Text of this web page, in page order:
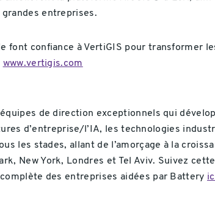
entreprises.
font confiance à VertiGIS pour transformer
www.vertigis.com
de direction exceptionnels qui
d’entreprise/l’IA, les technologies
les stades, allant de l’amorçage à la
New York, Londres et Tel Aviv. Suivez
des entreprises aidées par Battery